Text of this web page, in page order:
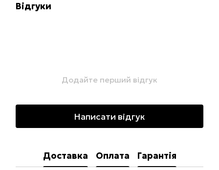
Відгуки
Додайте перший відгук
Написати відгук
Доставка Оплата Гарантія